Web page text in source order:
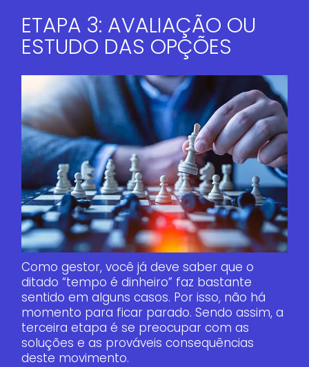
ETAPA 3: AVALIAÇÃO OU
ESTUDO DAS OPÇÕES
Como gestor, você já deve saber que o
ditado “tempo é dinheiro” faz bastante
sentido em alguns casos. Por isso, não há
momento para ficar parado. Sendo assim, a
terceira etapa é se preocupar com as
soluções e as prováveis consequências
deste movimento.